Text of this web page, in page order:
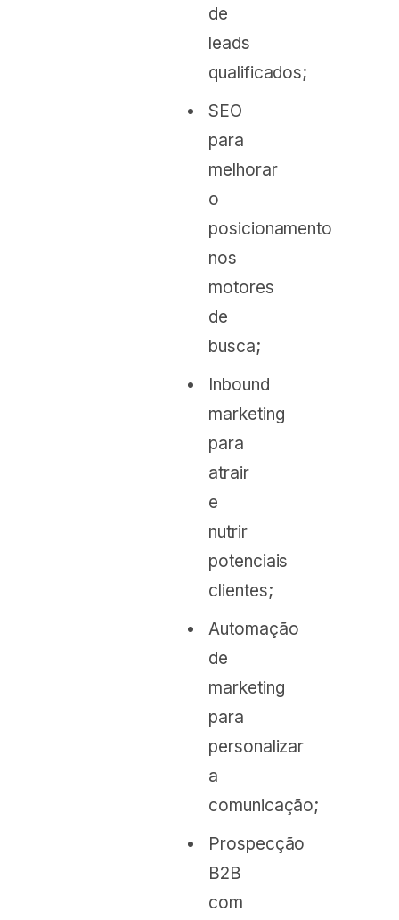
de
leads
qualificados;
SEO
para
melhorar
o
posicionamento
nos
motores
de
busca;
Inbound
marketing
para
atrair
e
nutrir
potenciais
clientes;
Automação
de
marketing
para
personalizar
a
comunicação;
Prospecção
B2B
com